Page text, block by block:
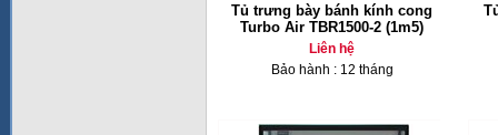
Tủ trưng bày bánh kính cong
Turbo Air TBR1500-2 (1m5)
Liên hệ
Bảo hành : 12 tháng